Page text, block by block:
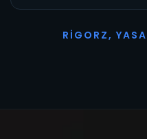
R I G O R Z, YASA